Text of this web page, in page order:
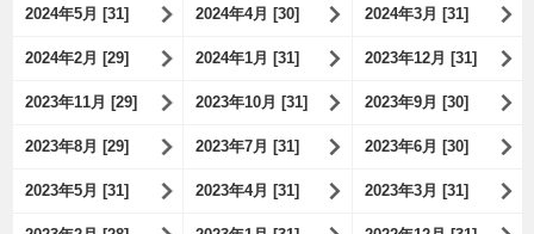
2024年5月 [31] 2024年4月 [30] 2024年3月 [31]
2024年2月 [29] 2024年1月 [31] 2023年12月 [31]
2023年11月 [29] 2023年10月 [31] 2023年9月 [30]
2023年8月 [29] 2023年7月 [31] 2023年6月 [30]
2023年5月 [31] 2023年4月 [31] 2023年3月 [31]